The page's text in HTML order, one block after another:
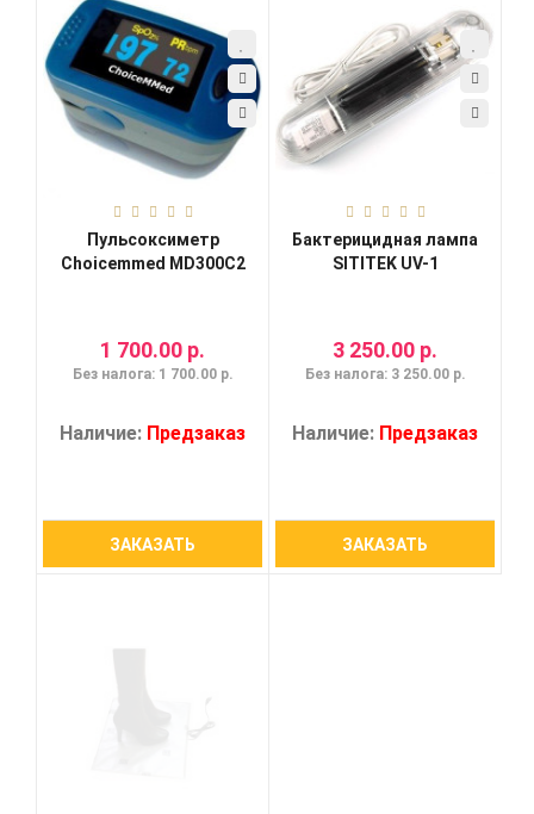
Пульсоксиметр
Choicemmed MD300C2
1 700.00 р.
Без налога: 1 700.00 р.
Наличие: Предзаказ
ЗАКАЗАТЬ
Бактерицидная лампа
SITITEK UV-1
3 250.00 р.
Без налога: 3 250.00 р.
Наличие: Предзаказ
ЗАКАЗАТЬ